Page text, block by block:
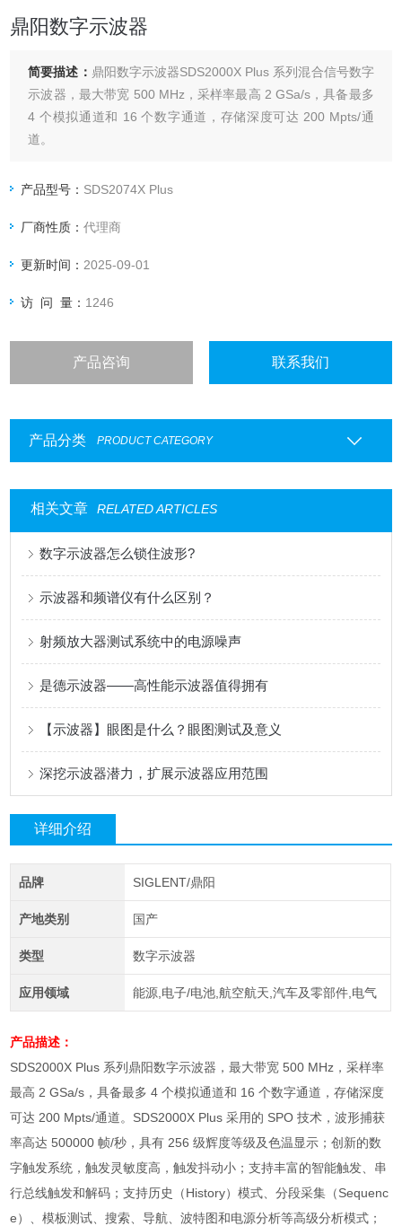
鼎阳数字示波器
简要描述： 鼎阳数字示波器SDS2000X Plus 系列混合信号数字
示波器，最大带宽 500 MHz，采样率最高 2 GSa/s，具备最多
4 个模拟通道和 16 个数字通道，存储深度可达 200 Mpts/通
道。
产品型号： SDS2074X Plus
厂商性质：代理商
更新时间： 2025-09-01
访 问 量： 1246
产品咨询 联系我们
产品分类 PRODUCT CATEGORY
相关文章 RELATED ARTICLES
数字示波器怎么锁住波形?
示波器和频谱仪有什么区别？
射频放大器测试系统中的电源噪声
是德示波器——高性能示波器值得拥有
【示波器】眼图是什么？眼图测试及意义
深挖示波器潜力，扩展示波器应用范围
详细介绍
品牌 SIGLENT/鼎阳
产地类别 国产
类型 数字示波器
应用领域 能源,电子/电池,航空航天,汽车及零部件,电气
产品描述：
SDS2000X Plus 系列鼎阳数字示波器，最大带宽 500 MHz ，采样率
最高 2 GSa/s ，具备最多 4个模拟通道和 16个数字通道，存储深度
可达 200 Mpts/通道。 SDS2000X Plus采用的 SPO技术，波形捕获
率高达 500000帧/秒，具有 256级辉度等级及色温显示；创新的数
字触发系统，触发灵敏度高，触发抖动小；支持丰富的智能触发、串
行总线触发和解码；支持历史（History）模式、分段采集（Sequenc
e）、模板测试、搜索、导航、波特图和电源分析等高级分析模式；